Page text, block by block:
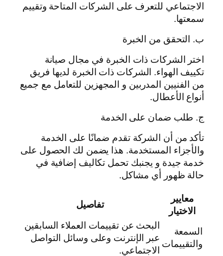
الاجتماعي للتعرف على الشركات المتاحة وتقييم
سمعتها.
ب. التحقق من الخبرة
اختر الشركات ذات الخبرة في مجال صيانة
تكييف الهواء. الشركات ذات الخبرة لديها فريق
من الفنيين المدربين و المجهزين للتعامل مع جميع
أنواع الأعطال.
ج. طلب ضمان على الخدمة
تأكد من أن الشركة تقدم ضمانًا على الخدمة
والأجزاء المستخدمة. هذا يضمن لك الحصول على
خدمة جيدة و يجنبك تحمل تكاليف إضافية في
حالة ظهور أي مشاكل.
معايير
الاختيار
تفاصيل
السمعة
والتقييمات
البحث عن تقييمات العملاء السابقين
عبر الإنترنت وعلى وسائل التواصل
الاجتماعي.